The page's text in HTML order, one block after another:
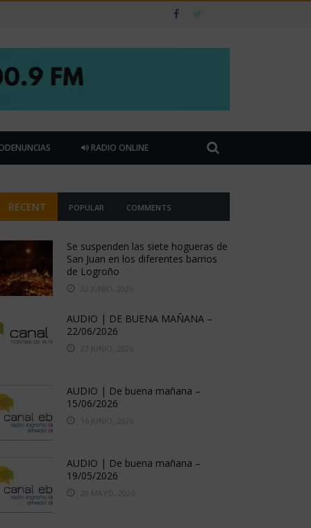
RADIO ONLINE
RECENT POPULAR COMMENTS
Se suspenden las siete hogueras de
San Juan en los diferentes barrios
de Logroño
22 JUNIO, 2026
AUDIO | DE BUENA MAÑANA –
22/06/2026
22 JUNIO, 2026
AUDIO | De buena mañana –
15/06/2026
16 JUNIO, 2026
AUDIO | De buena mañana –
19/05/2026
20 MAYO, 2026